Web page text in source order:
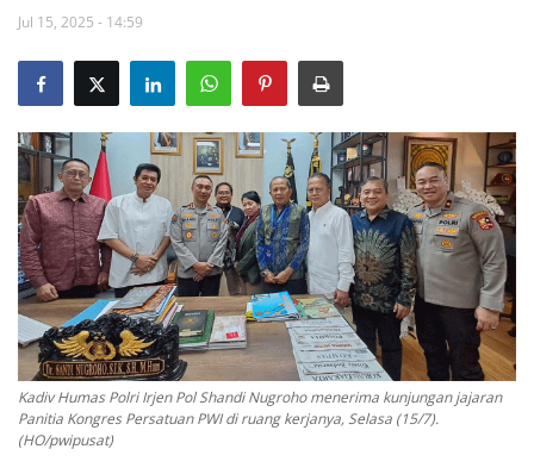
Gallery
Jul 15, 2025 - 14:59
Kadiv Humas Polri Irjen Pol Shandi Nugroho menerima kunjungan jajaran
Panitia Kongres Persatuan PWI di ruang kerjanya, Selasa (15/7).
(HO/pwipusat)